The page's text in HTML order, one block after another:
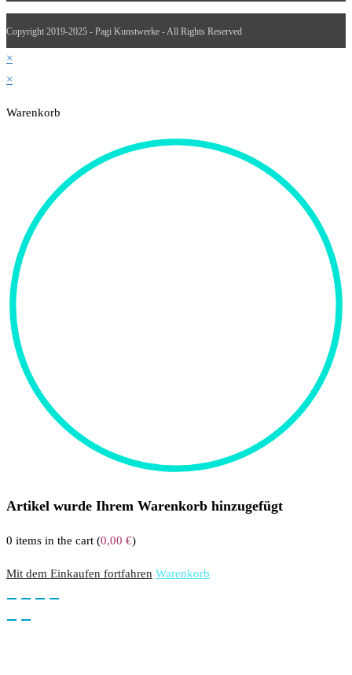
Copyright 2019-2025 - Pagi Kunstwerke - All Rights Reserved
×
×
Warenkorb
Artikel wurde Ihrem Warenkorb hinzugefügt
0 items in the cart (0,00 €)
Mit dem Einkaufen fortfahren Warenkorb